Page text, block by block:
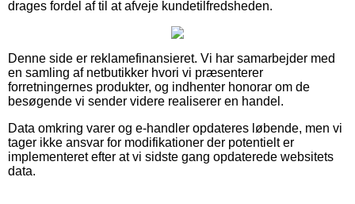
drages fordel af til at afveje kundetilfredsheden.
Denne side er reklamefinansieret. Vi har samarbejder med
en samling af netbutikker hvori vi præsenterer
forretningernes produkter, og indhenter honorar om de
besøgende vi sender videre realiserer en handel.
Data omkring varer og e-handler opdateres løbende, men vi
tager ikke ansvar for modifikationer der potentielt er
implementeret efter at vi sidste gang opdaterede websitets
data.